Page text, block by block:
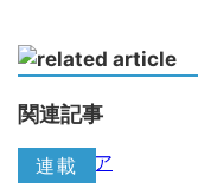
関連記事
連載